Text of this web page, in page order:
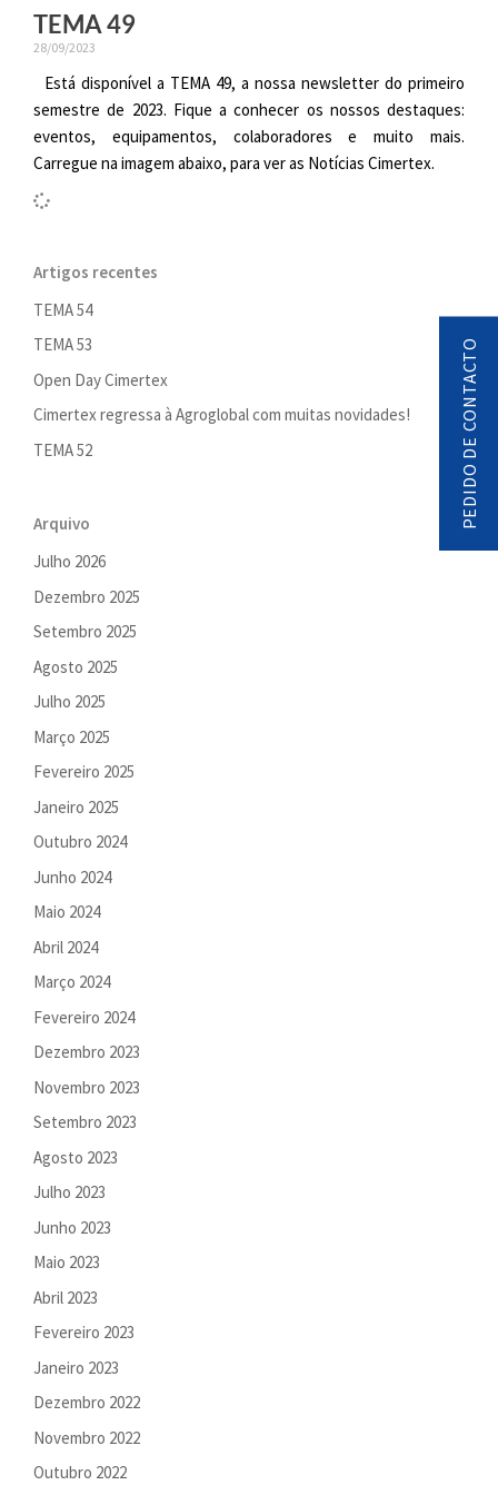
TEMA 49
28/09/2023
Está disponível a TEMA 49, a nossa newsletter do primeiro
semestre de 2023. Fique a conhecer os nossos destaques:
eventos, equipamentos, colaboradores e muito mais.
Carregue na imagem abaixo, para ver as Notícias Cimertex.
Artigos recentes
TEMA 54
TEMA 53
Open Day Cimertex
Cimertex regressa à Agroglobal com muitas novidades!
TEMA 52
Arquivo
Julho 2026
Dezembro 2025
Setembro 2025
Agosto 2025
Julho 2025
Março 2025
Fevereiro 2025
Janeiro 2025
Outubro 2024
Junho 2024
Maio 2024
Abril 2024
Março 2024
Fevereiro 2024
Dezembro 2023
Novembro 2023
Setembro 2023
Agosto 2023
Julho 2023
Junho 2023
Maio 2023
Abril 2023
Fevereiro 2023
Janeiro 2023
Dezembro 2022
Novembro 2022
Outubro 2022
PEDIDO DE CONTACTO